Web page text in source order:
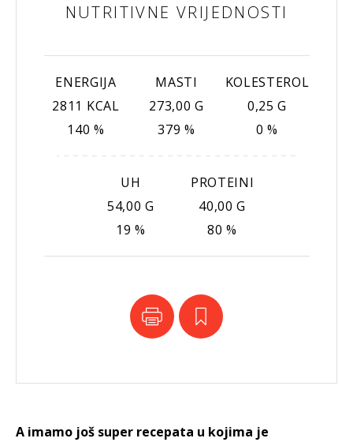
NUTRITIVNE VRIJEDNOSTI
ENERGIJA
2811 KCAL
140 %
MASTI
273,00 G
379 %
KOLESTEROL
0,25 G
0 %
UH
54,00 G
19 %
PROTEINI
40,00 G
80 %
A imamo još super recepata u kojima je